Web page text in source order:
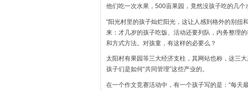
他们吃一次水果，500亩果园，竟然没孩子吃的几个
“阳光村里的孩子灿烂阳光，这让人感到格外的别扭
来：才几岁的孩子吃饭、活动还要列队，内务整理
和方式方法。对孩童，有这样的必要么？
太阳村有果园等三大经济支柱，其网站也称，这三
孩子们是如何“共同管理”这些产业的。
在一个作文竞赛活动中，有一个孩子写的是：“每天